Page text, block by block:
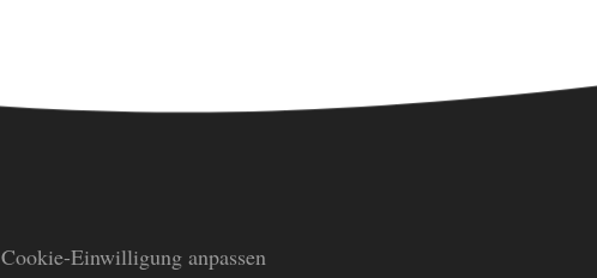
Cookie-Einwilligung anpassen